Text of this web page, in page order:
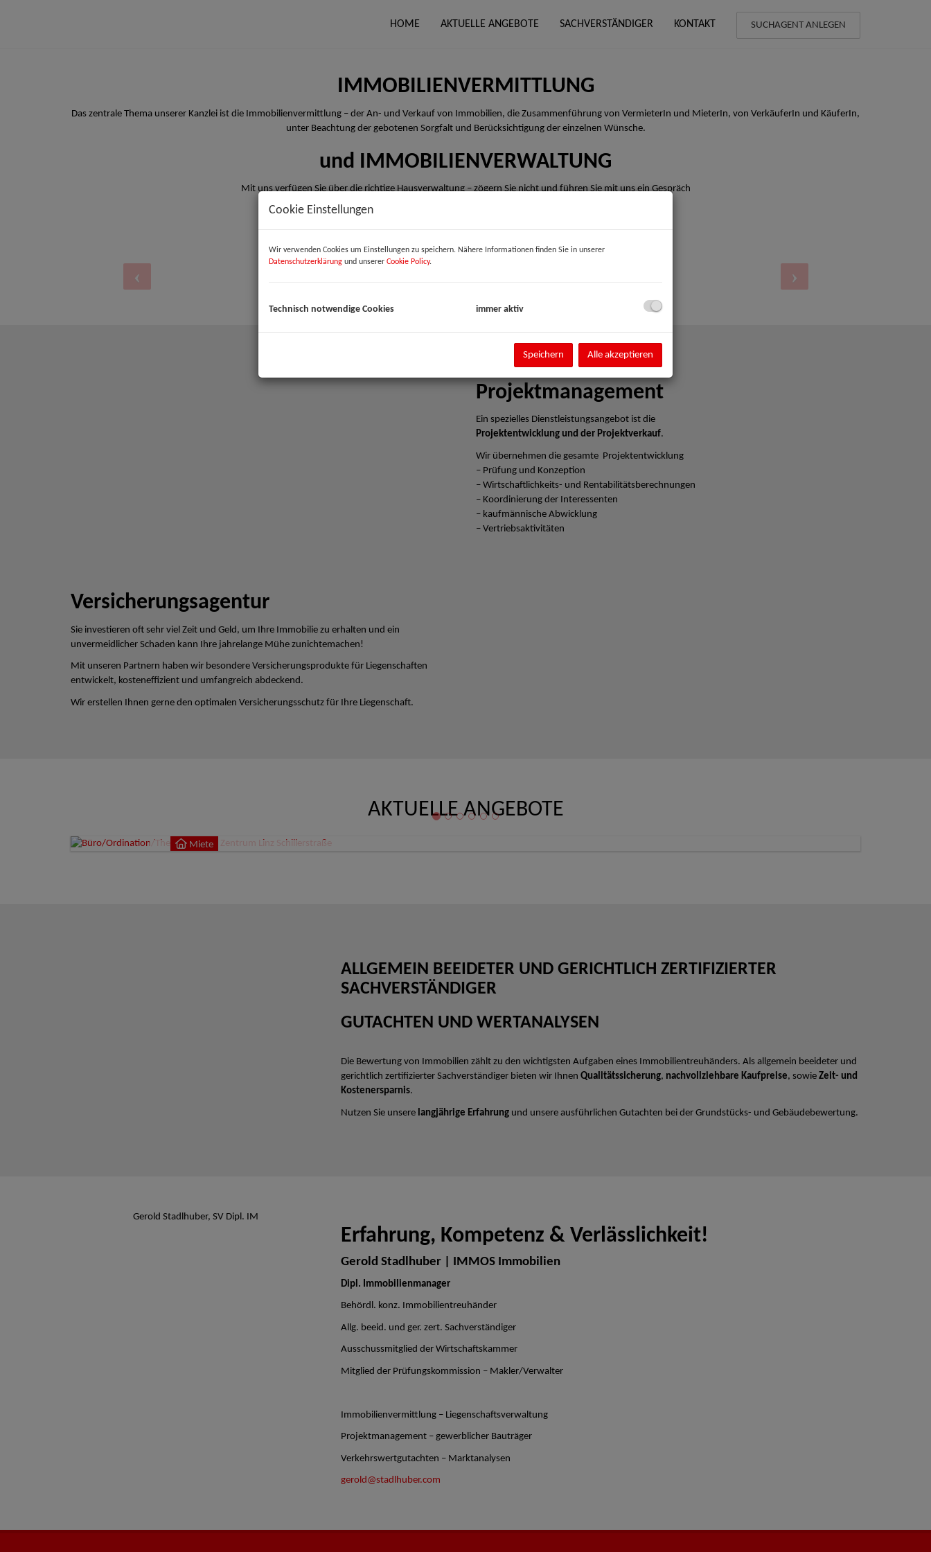
HOME AKTUELLE ANGEBOTE SACHVERSTÄNDIGER KONTAKT SUCHAGENT ANLEGEN
IMMOBILIENVERMITTLUNG
Das zentrale Thema unserer Kanzlei ist die Immobilienvermittlung – der An- und Verkauf von Immobilien, die Zusammenführung von VermieterIn und MieterIn, von VerkäuferIn und KäuferIn,
unter Beachtung der gebotenen Sorgfalt und Berücksichtigung der einzelnen Wünsche.
und IMMOBILIENVERWALTUNG
Mit uns verfügen Sie über die richtige Hausverwaltung – zögern Sie nicht und führen Sie mit uns ein Gespräch
Projektmanagement
Ein spezielles Dienstleistungsangebot ist die
Projektentwicklung und der Projektverkauf.
Wir übernehmen die gesamte Projektentwicklung
– Prüfung und Konzeption
– Wirtschaftlichkeits- und Rentabilitätsberechnungen
– Koordinierung der Interessenten
– kaufmännische Abwicklung
– Vertriebsaktivitäten
Versicherungsagentur
Sie investieren oft sehr viel Zeit und Geld, um Ihre Immobilie zu erhalten und ein
unvermeidlicher Schaden kann Ihre jahrelange Mühe zunichtemachen!
Mit unseren Partnern haben wir besondere Versicherungsprodukte für Liegenschaften
entwickelt, kosteneffizient und umfangreich abdeckend.
Wir erstellen Ihnen gerne den optimalen Versicherungsschutz für Ihre Liegenschaft.
AKTUELLE ANGEBOTE
Miete
ALLGEMEIN BEEIDETER UND GERICHTLICH ZERTIFIZIERTER
SACHVERSTÄNDIGER
GUTACHTEN UND WERTANALYSEN
Die Bewertung von Immobilien zählt zu den wichtigsten Aufgaben eines Immobilientreuhänders. Als allgemein beeideter und
gerichtlich zertifizierter Sachverständiger bieten wir Ihnen Qualitätssicherung, nachvollziehbare Kaufpreise, sowie Zeit- und
Kostenersparnis.
Nutzen Sie unsere langjährige Erfahrung und unsere ausführlichen Gutachten bei der Grundstücks- und Gebäudebewertung.
Gerold Stadlhuber, SV Dipl. IM
Erfahrung, Kompetenz & Verlässlichkeit!
Gerold Stadlhuber | IMMOS Immobilien
Dipl. Immobilienmanager
Behördl. konz. Immobilientreuhänder
Allg. beeid. und ger. zert. Sachverständiger
Ausschussmitglied der Wirtschaftskammer
Mitglied der Prüfungskommission – Makler/Verwalter
Immobilienvermittlung – Liegenschaftsverwaltung
Projektmanagement – gewerblicher Bauträger
Verkehrswertgutachten – Marktanalysen
gerold@stadlhuber.com
Cookie Einstellungen
Wir verwenden Cookies um Einstellungen zu speichern. Nähere Informationen finden Sie in unserer
Datenschutzerklärung und unserer Cookie Policy.
Technisch notwendige Cookies immer aktiv
Speichern Alle akzeptieren